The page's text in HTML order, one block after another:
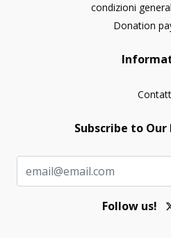
condizioni
Donation
Subscribe to
Follow us!